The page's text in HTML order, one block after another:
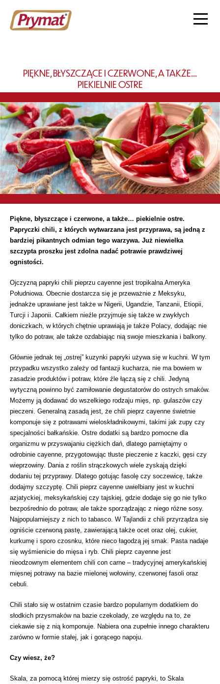
PIĘKNE, BŁYSZCZĄCE I CZERWONE, A TAKŻE…
PIEKIELNIE OSTRE
Piękne, błyszczące i czerwone, a także… piekielnie ostre.
Papryczki chili, z których wytwarzana jest przyprawa, są jedną z
bardziej pikantnych odmian tego warzywa. Już niewielka
szczypta proszku jest zdolna nadać potrawie prawdziwej
ognistości.
Ojczyzną papryki chili pieprzu cayenne jest tropikalna Ameryka
Południowa. Obecnie dostarcza się je przeważnie z Meksyku,
jednakże uprawiane jest także w Nigerii, Ugandzie, Tanzanii, Etiopii,
Turcji i Japonii. Całkiem nieźle przyjmuje się także w zwykłych
doniczkach, w których chętnie uprawiają je także Polacy, dodając nie
tylko do potraw, ale także ozdabiając nią swoje mieszkania i balkony.
Głównie jednak tej „ostrej” kuzynki papryki używa się w kuchni. W tym
przypadku wszystko zależy od fantazji kucharza, nie ma bowiem w
zasadzie produktów i potraw, które źle łączą się z chili. Jedyną
wytyczną powinno być zamiłowanie degustatorów do ostrych smaków.
Możemy ją dodawać do wszelkiego rodzaju mięs, np. gulaszów czy
pieczeni. Generalną zasadą jest, że chili pieprz cayenne świetnie
komponuje się z potrawami wieloskładnikowymi, takimi jak zupy czy
specjalności bałkańskie. Ostre dodatki są bardzo pomocne dla
organizmu w przyswajaniu ciężkich dań, dlatego pamiętajmy o
odrobinie cayenne, przygotowując tłuste pieczenie z kaczki, gęsi czy
wieprzowiny. Dania z roślin strączkowych wiele zyskają dzięki
dodaniu tej przyprawy. Dlatego gotując fasolę czy soczewicę, także
dodajmy szczyptę. Chili pieprz cayenne uwielbiany jest w kuchni
azjatyckiej, meksykańskiej czy tajskiej, gdzie dodaje się go nie tylko
bezpośrednio do potraw, ale także sporządzając z niego różne sosy.
Najpopularniejszy z nich to tabasco. W Tajlandii z chili przyrządza się
ogniście czerwoną pastę, zawierającą także ocet oraz olej, cukier,
kurkumę i sporo czosnku, które nieco łagodzą jej smak. Pasta nadaje
się wyśmienicie do mięsa i ryb. Chili pieprz cayenne jest
nieodzownym elementem chili con carne – tradycyjnej amerykańskiej
mięsnej potrawy na bazie mielonej wołowiny, czerwonej fasoli oraz
cebuli.
Chili stało się w ostatnim czasie bardzo popularnym dodatkiem do
słodkich przysmaków na bazie czekolady, ze względu na to, że
ciekawie się z nią komponuje. Nabiera ona zupełnie innego charakteru
zarówno w formie stałej, jak i gorącego napoju.
Czy wiesz, że?
Skala, za pomocą której mierzy się ostrość papryki, to Skala